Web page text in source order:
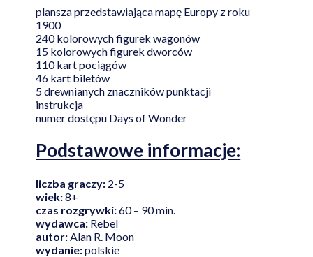
plansza przedstawiająca mapę Europy z roku
1900
240 kolorowych figurek wagonów
15 kolorowych figurek dworców
110 kart pociągów
46 kart biletów
5 drewnianych znaczników punktacji
instrukcja
numer dostępu Days of Wonder
Podstawowe informacje:
liczba graczy: 2-5
wiek:8+
czas rozgrywki:60 – 90 min.
wydawca: Rebel
autor: Alan R. Moon
wydanie:polskie